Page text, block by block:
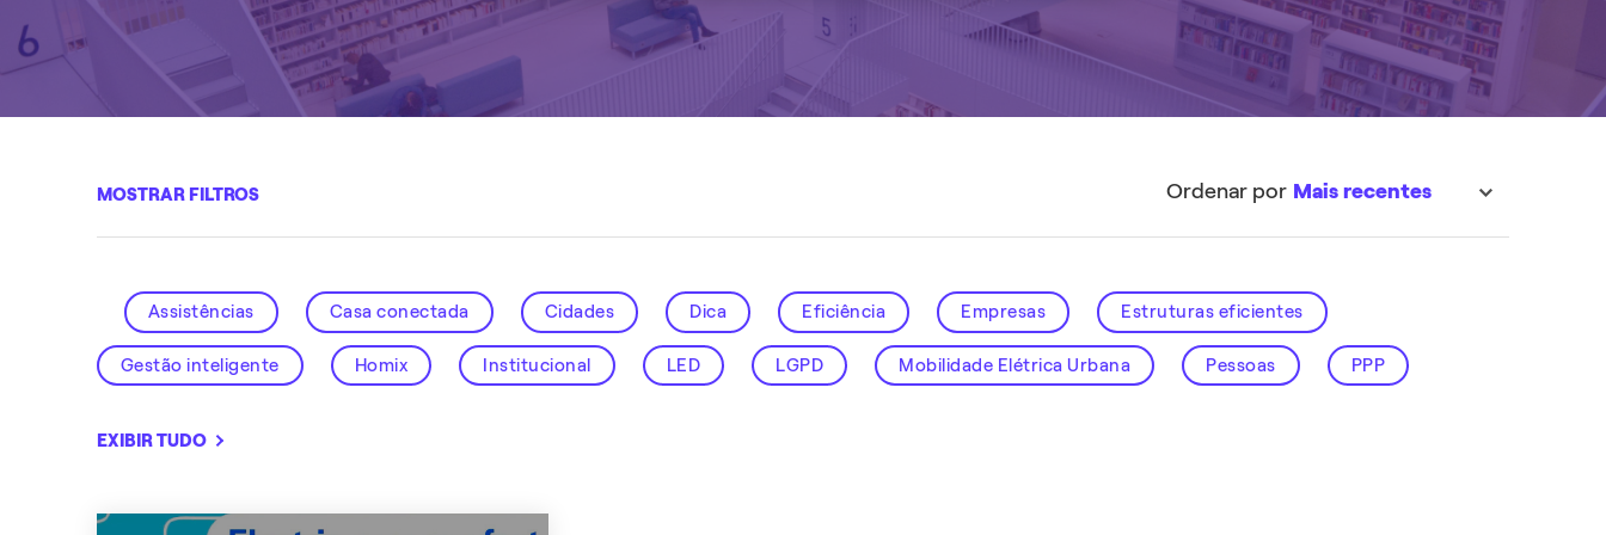
EXPLORAR
EXPLORAR
MOSTRAR FILTROS Ordenar por
Assistências Casa conectada Cidades Dica Eficiência Empresas Estruturas eficientes
Gestão inteligente Homix Institucional LED LGPD Mobilidade Elétrica Urbana Pessoas PPP
EXIBIR TUDO